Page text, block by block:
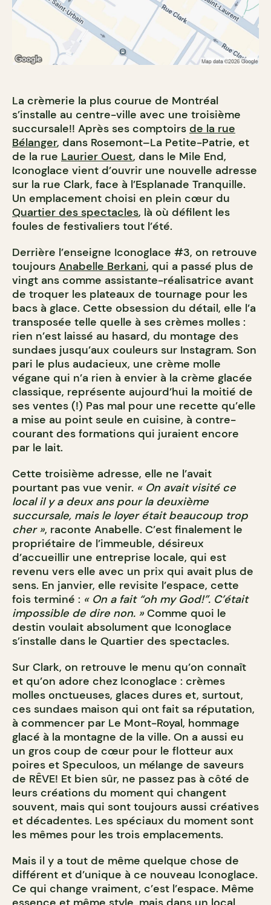
La crèmerie la plus courue de Montréal
s’installe au centre-ville avec une troisième
succursale!! Après ses comptoirs de la rue
Bélanger, dans Rosemont–La Petite-Patrie, et
de la rue Laurier Ouest, dans le Mile End,
Iconoglace vient d’ouvrir une nouvelle adresse
sur la rue Clark, face à l’Esplanade Tranquille.
Un emplacement choisi en plein cœur du
Quartier des spectacles, là où défilent les
foules de festivaliers tout l’été.
Derrière l’enseigne Iconoglace #3, on retrouve
toujours Anabelle Berkani, qui a passé plus de
vingt ans comme assistante-réalisatrice avant
de troquer les plateaux de tournage pour les
bacs à glace. Cette obsession du détail, elle l’a
transposée telle quelle à ses crèmes molles :
rien n’est laissé au hasard, du montage des
sundaes jusqu’aux couleurs sur Instagram. Son
pari le plus audacieux, une crème molle
végane qui n’a rien à envier à la crème glacée
classique, représente aujourd’hui la moitié de
ses ventes (!) Pas mal pour une recette qu’elle
a mise au point seule en cuisine, à contre-
courant des formations qui juraient encore
par le lait.
Cette troisième adresse, elle ne l’avait
pourtant pas vue venir. « On avait visité ce
local il y a deux ans pour la deuxième
succursale, mais le loyer était beaucoup trop
cher », raconte Anabelle. C’est finalement le
propriétaire de l’immeuble, désireux
d’accueillir une entreprise locale, qui est
revenu vers elle avec un prix qui avait plus de
sens. En janvier, elle revisite l’espace, cette
fois terminé : « On a fait “oh my God!”. C’était
impossible de dire non. » Comme quoi le
destin voulait absolument que Iconoglace
s’installe dans le Quartier des spectacles.
Sur Clark, on retrouve le menu qu’on connaît
et qu’on adore chez Iconoglace : crèmes
molles onctueuses, glaces dures et, surtout,
ces sundaes maison qui ont fait sa réputation,
à commencer par Le Mont-Royal, hommage
glacé à la montagne de la ville. On a aussi eu
un gros coup de cœur pour le flotteur aux
poires et Speculoos, un mélange de saveurs
de RÊVE! Et bien sûr, ne passez pas à côté de
leurs créations du moment qui changent
souvent, mais qui sont toujours aussi créatives
et décadentes. Les spéciaux du moment sont
les mêmes pour les trois emplacements.
Mais il y a tout de même quelque chose de
différent et d’unique à ce nouveau Iconoglace.
Ce qui change vraiment, c’est l’espace. Même